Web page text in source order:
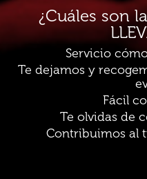
¿Cuáles son
Servicio
Te dejamos y
Fácil
Te olvidas de
Contribuimos al